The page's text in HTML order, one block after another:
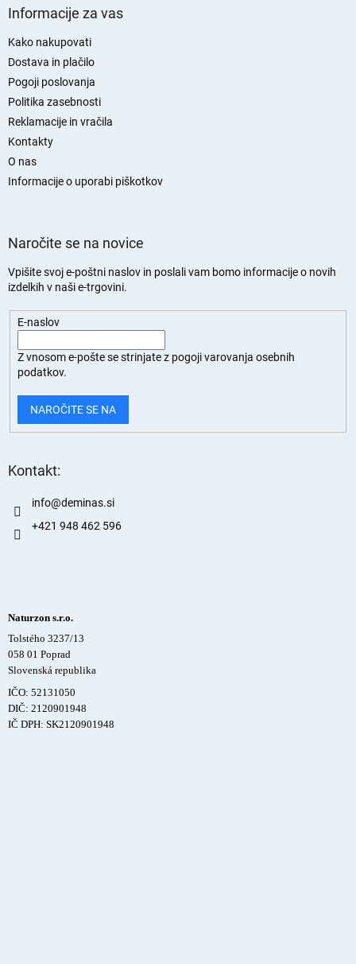
Informacije za vas
Kako nakupovati
Dostava in plačilo
Pogoji poslovanja
Politika zasebnosti
Reklamacije in vračila
Kontakty
O nas
Informacije o uporabi piškotkov
Naročite se na novice
Vpišite svoj e-poštni naslov in poslali vam bomo informacije o novih
izdelkih v naši e-trgovini.
E-naslov
Z vnosom e-pošte se strinjate z pogoji varovanja osebnih
podatkov.
NAROČITE SE NA
Kontakt:
info@deminas.si
+421 948 462 596
Naturzon s.r.o.
Tolstého 3237/13
058 01 Poprad
Slovenská republika
IČO: 52131050
DIČ: 2120901948
IČ DPH: SK2120901948